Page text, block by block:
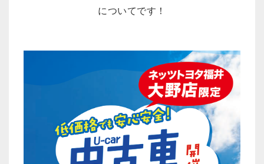
についてです！